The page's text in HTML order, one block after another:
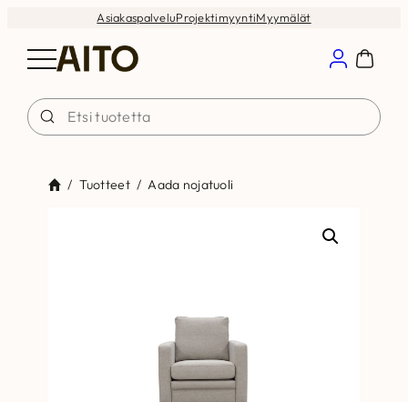
AsiakaspalveluProjektimyyntiMyymälät
/ Tuotteet / Aada nojatuoli